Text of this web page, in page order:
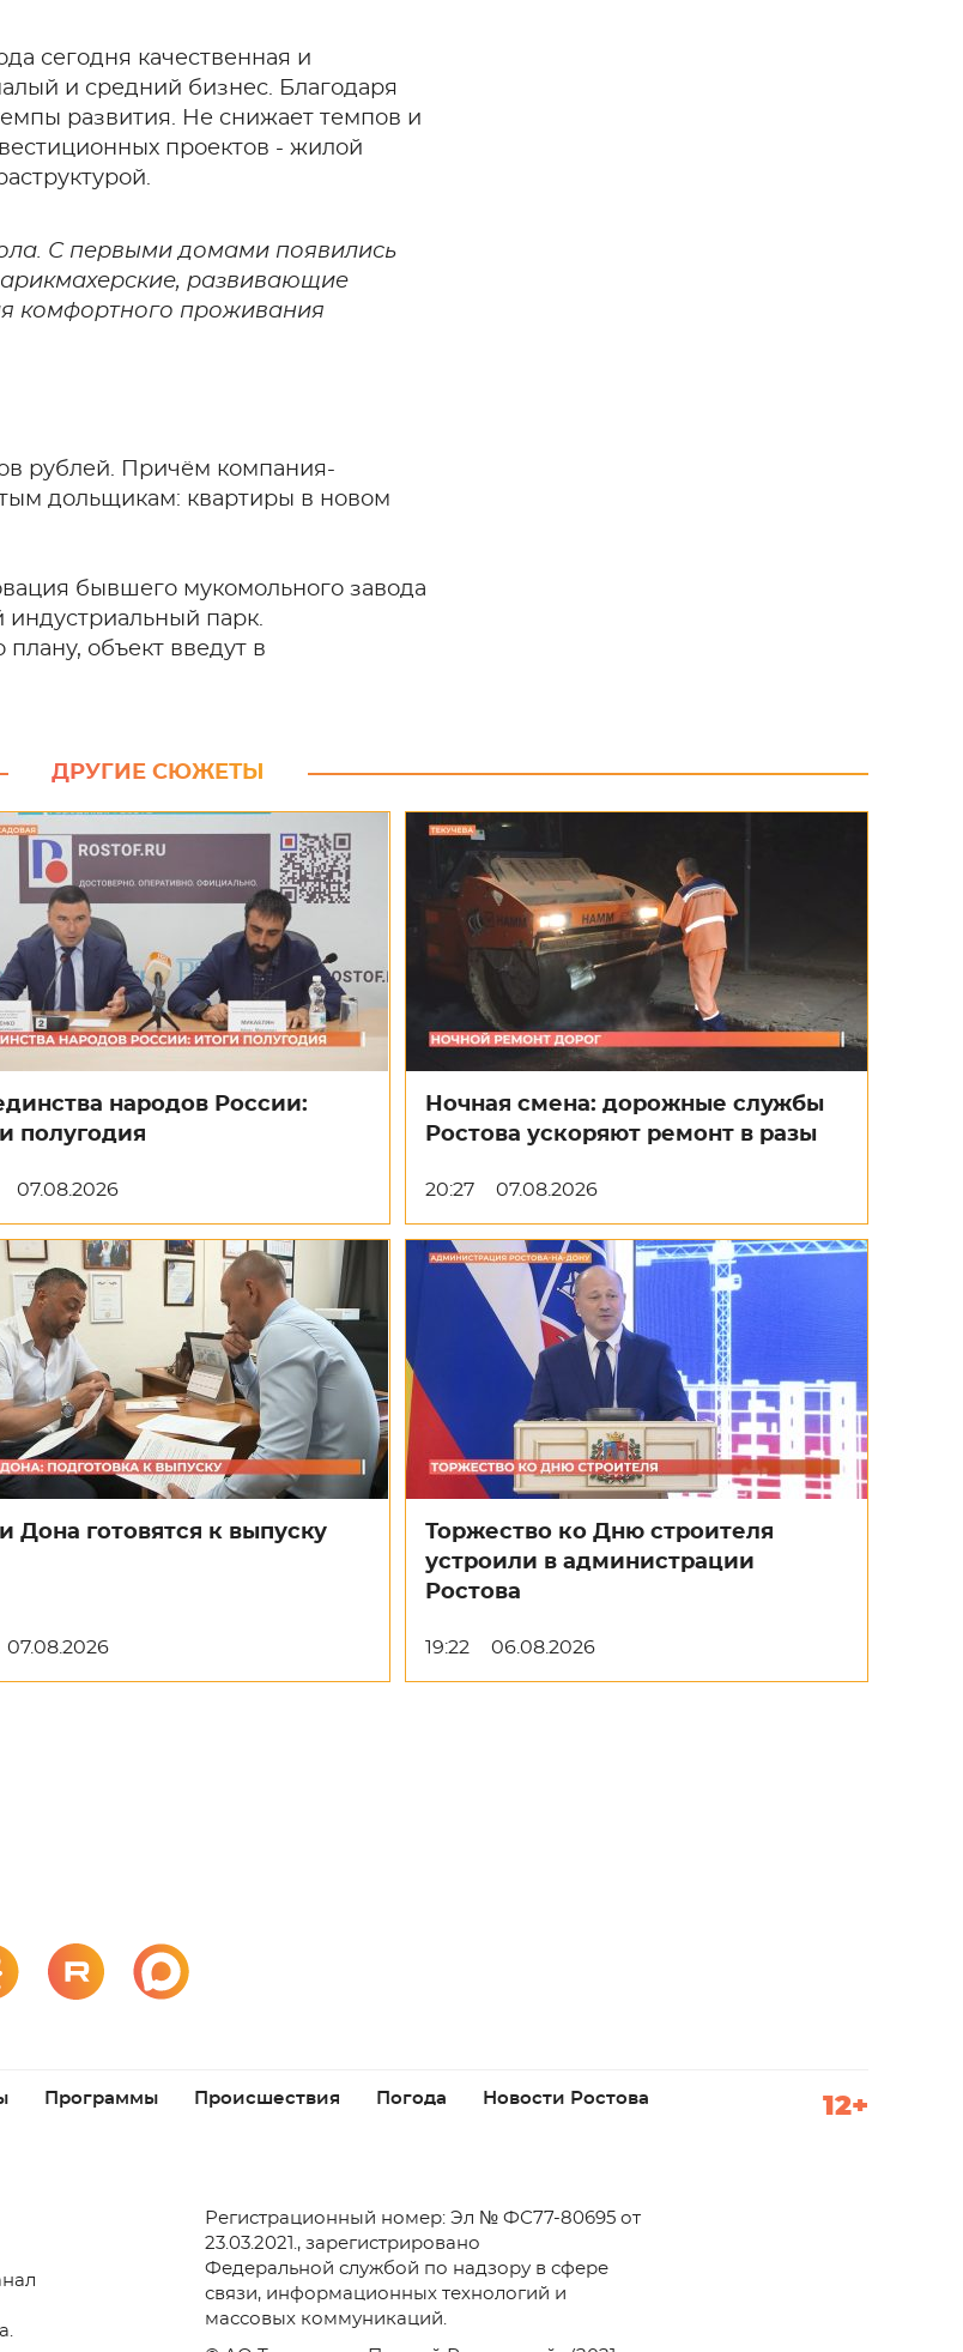
сегодня качественная и
и средний бизнес. Благодаря
развития. Не снижает темпов и
проектов - жилой
С первыми домами появились
развивающие
комфортного проживания
рублей. Причём компания-
дольщикам: квартиры в новом
бывшего мукомольного завода
парк.
объект введут в
ДРУГИЕ СЮЖЕТЫ
народов России:
полугодия
07.08.2026
Ночная смена: дорожные службы
Ростова ускоряют ремонт в разы
20:27 07.08.2026
Дона готовятся к выпуску
07.08.2026
Торжество ко Дню строителя
устроили в администрации
Ростова
19:22 06.08.2026
Программы Происшествия Погода Новости Ростова 12+
Регистрационный номер: Эл № ФС77-80695 от
23.03.2021., зарегистрировано
Федеральной службой по надзору в сфере
связи, информационных технологий и
массовых коммуникаций.